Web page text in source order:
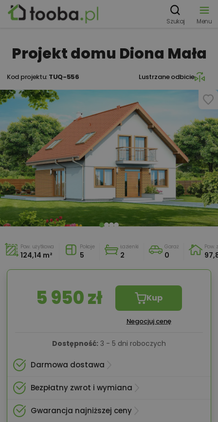
Szukaj Menu
Projekt domu Diona Mała
Kod projektu: TUQ-556 Lustrzane odbicie
Pow. użytkowa
124,14 m²
Pokoje
5
Łazienki
2
Garaż
0
Pow.
5 950 zł Kup
Negocjuj cenę
Dostępność: 3 - 5 dni roboczych
Darmowa dostawa
Bezpłatny zwrot i wymiana
Gwarancja najniższej ceny